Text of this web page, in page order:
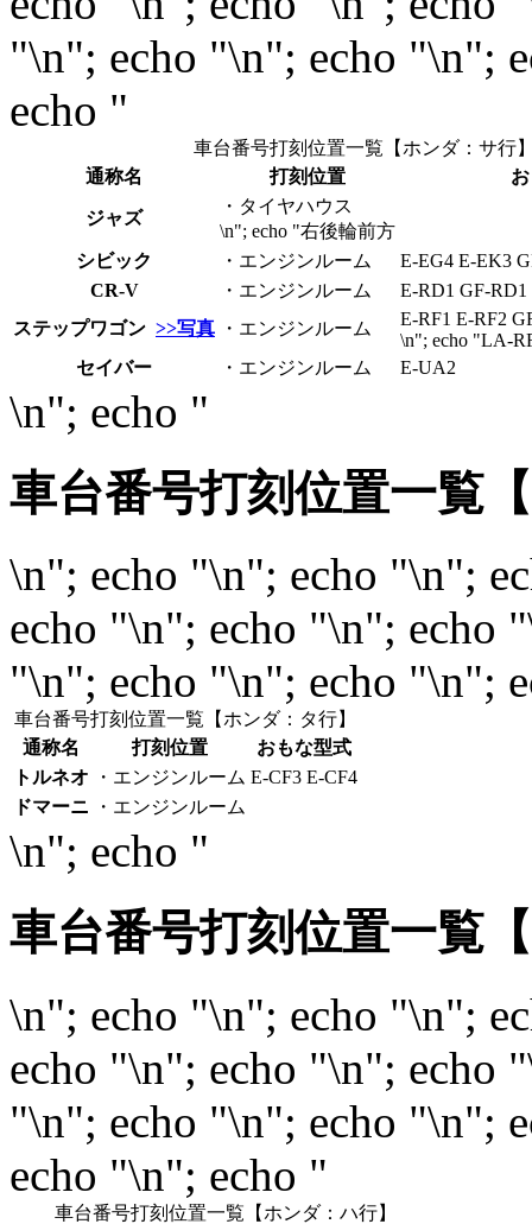
"\n"; echo "\n"; echo "\n";
echo "
車台番号打刻位置一覧【ホンダ：サ行
通称名
打刻位置
ジャズ
・タイヤハウス
\n"; echo "右後輪前方
シビック
・エンジンルーム
E-EG4 E-EK3
CR-V
・エンジンルーム
E-RD1 GF-
ステップワゴン >>写真 ・エンジンルーム
E-RF1 E-RF2
\n"; echo "LA-
セイバー
・エンジンルーム E-UA2
\n"; echo "
車台番号打刻位置一覧
\n"; echo "\n"; echo "\n";
echo "\n"; echo "\n"; echo
"\n"; echo "\n"; echo "\n";
車台番号打刻位置一覧【ホンダ：タ行】
通称名
打刻位置
おもな型式
トルネオ
・エンジンルーム E-CF3 E-CF4
ドマーニ
・エンジンルーム
\n"; echo "
車台番号打刻位置一覧
\n"; echo "\n"; echo "\n";
echo "\n"; echo "\n"; echo
"\n"; echo "\n"; echo "\n";
echo "\n"; echo "
車台番号打刻位置一覧【ホンダ：ハ行】